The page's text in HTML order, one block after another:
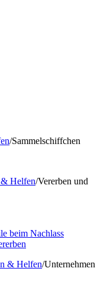
/Sammelschiffchen
Helfen/Vererben und
beim Nachlass
& Helfen/Unternehmen